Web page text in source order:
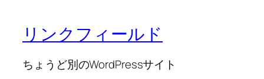
リンクフィールド
ちょうど別のWordPressサイト